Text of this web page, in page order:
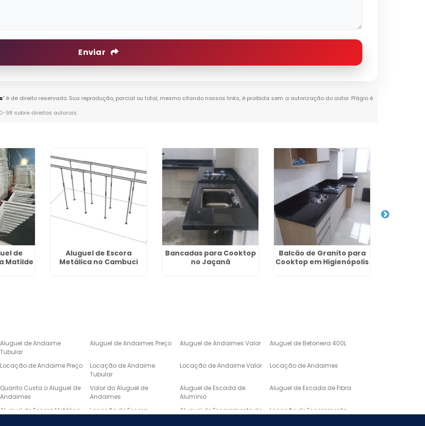
Enviar
" é de direito reservado. Sua reprodução, parcial ou total, mesmo citando nossos links, é proibida sem a autorização do autor. Plágio é
98 sobre direitos autorais.
de
Matilde
Aluguel de Escora
Metálica no Cambuci
Bancadas para Cooktop
no Jaçanã
Balcão de Granito para
Cooktop em Higienópolis
Aluguel de Andaime
Tubular
Aluguel de Andaimes Preço Aluguel de Andaimes Valor Aluguel de Betoneira 400L
Locação de Andaime Preço
Locação de Andaime
Tubular
Locação de Andaime Valor Locação de Andaimes
Quanto Custa o Aluguel de
Andaimes
Valor do Aluguel de
Andaimes
Aluguel de Escada de
Alumínio
Aluguel de Escada de Fibra
Aluguel de Escora Metálica
Locação de Escora
Aluguel de Escoramento de
Locação de Escoramento